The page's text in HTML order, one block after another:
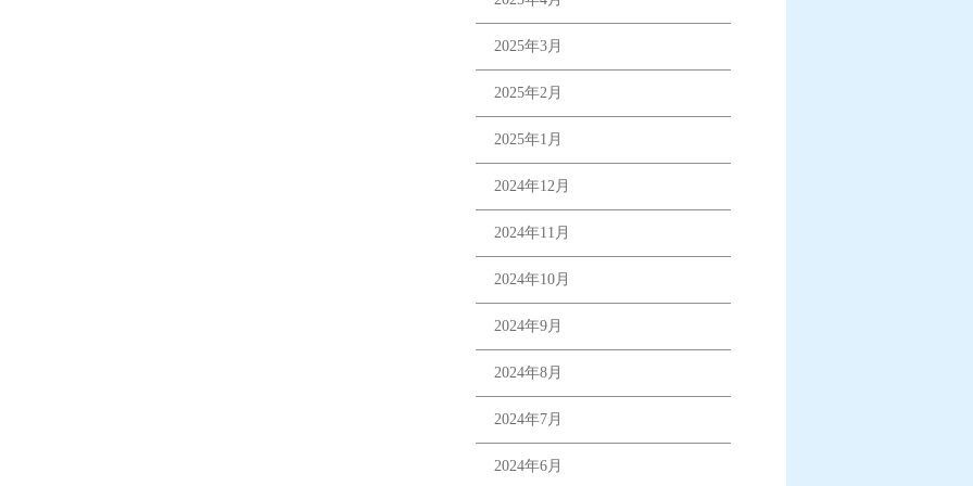
2025年3月
2025年2月
2025年1月
2024年12月
2024年11月
2024年10月
2024年9月
2024年8月
2024年7月
2024年6月